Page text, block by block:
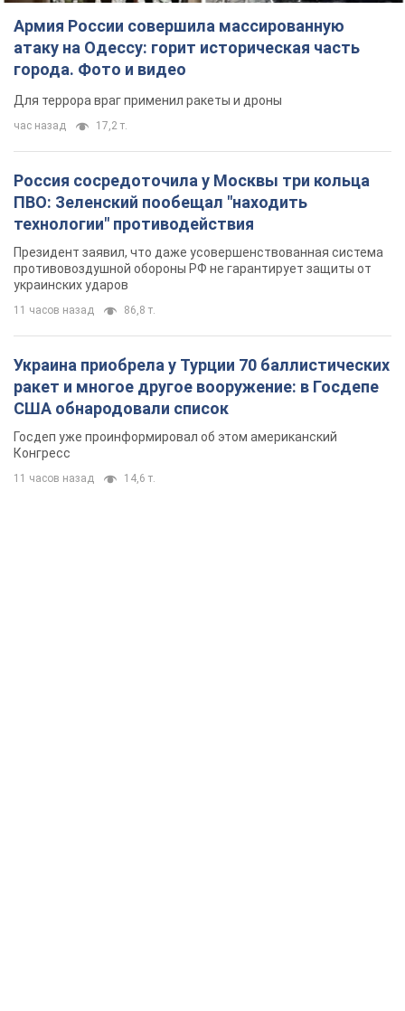
Армия России совершила массированную
атаку на Одессу: горит историческая часть
города. Фото и видео
Для террора враг применил ракеты и дроны
час назад 17,2 т.
Россия сосредоточила у Москвы три кольца
ПВО: Зеленский пообещал "находить
технологии" противодействия
Президент заявил, что даже усовершенствованная система
противовоздушной обороны РФ не гарантирует защиты от
украинских ударов
11 часов назад 86,8 т.
Украина приобрела у Турции 70 баллистических
ракет и многое другое вооружение: в Госдепе
США обнародовали список
Госдеп уже проинформировал об этом американский
Конгресс
11 часов назад 14,6 т.